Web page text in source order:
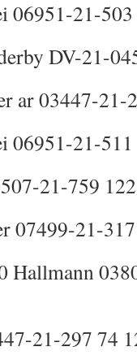
06951-21-
DV-21-
ar 03447-21-
06951-21-
21-759
07499-21-
Hallmann
21-297 74